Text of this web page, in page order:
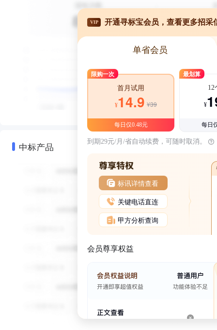
中标产品
VIP 开通寻标宝会员，查看更多招采
单省会员
限购一次
首月试用
¥14.9 ¥39
每日仅0.48元
最划算
12
¥
每日
到期29元/月/省自动续费，可随时取消。
标讯详情查看
关键电话直连
甲方分析查询
会员尊享权益